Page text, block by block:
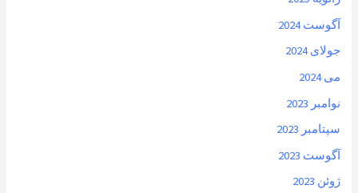
آگوست 2024
جولای 2024
می 2024
نوامبر 2023
سپتامبر 2023
آگوست 2023
ژوئن 2023